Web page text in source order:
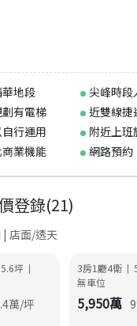
地段
尖峰時段
有電梯
近雙線捷
行運用
附近上
業機能
網路預約
登錄(21)
| 店面/透天
坪 |
萬/坪
3房1廳4衛 |
無車位
5,950萬